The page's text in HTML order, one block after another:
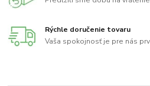
Rýchle doručenie tovaru
Vaša spokojnosť je pre nás